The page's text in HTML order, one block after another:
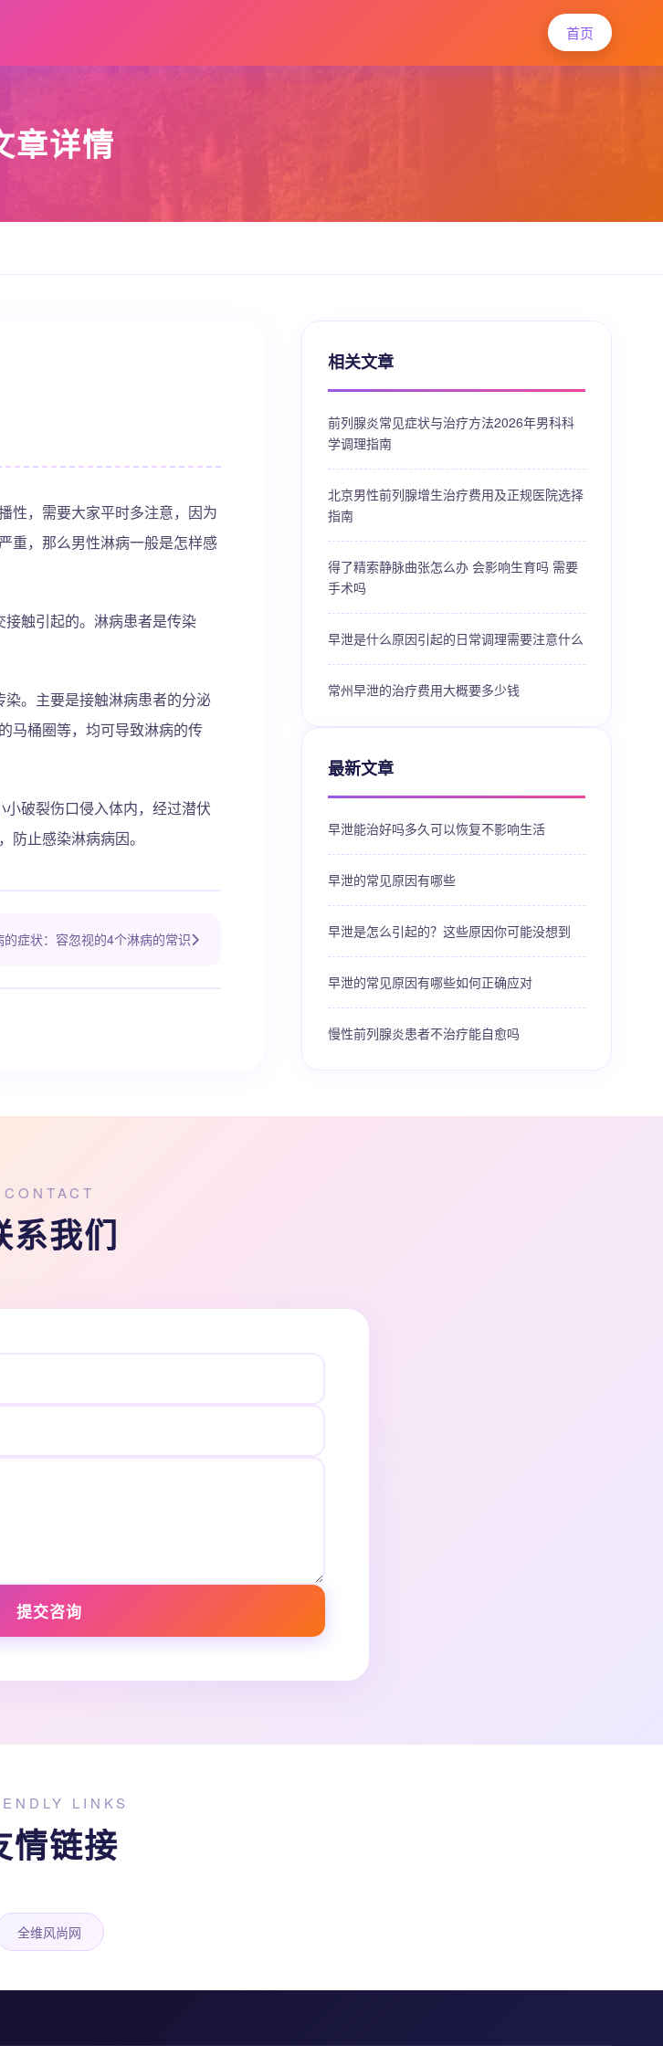
首页
章详情
性，需要大家平时多注意，因为
重，那么男性淋病一般是怎样感
触引起的。淋病患者是传染
。主要是接触淋病患者的分泌
马桶圈等，均可导致淋病的传
破裂伤口侵入体内，经过潜伏
止感染淋病病因。
症状：容忽视的4个淋病的常识
相关文章
前列腺炎常见症状与治疗方法2026年男科科
学调理指南
北京男性前列腺增生治疗费用及正规医院选择
指南
得了精索静脉曲张怎么办 会影响生育吗 需要
手术吗
早泄是什么原因引起的日常调理需要注意什么
常州早泄的治疗费用大概要多少钱
最新文章
早泄能治好吗多久可以恢复不影响生活
早泄的常见原因有哪些
早泄是怎么引起的？这些原因你可能没想到
早泄的常见原因有哪些如何正确应对
慢性前列腺炎患者不治疗能自愈吗
CONTACT
系我们
提交咨询
LINKS
情链接
全维风尚网